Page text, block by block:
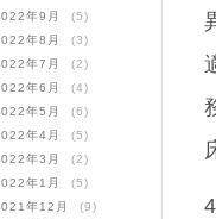
年9月
(5)
年8月
(3)
年7月
(2)
年6月
(4)
年5月
(6)
年4月
(5)
年3月
(2)
年1月
(5)
年12月
(9)